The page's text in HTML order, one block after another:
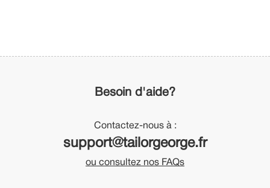
Besoin d'aide?
Contactez-nous à :
support@tailorgeorge.fr
ou consultez nos FAQs